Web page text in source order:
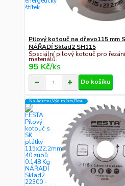
Pilový kotouč na dřevo115 mm
NÁŘADÍ Sklad2 SH115
Speciální pilový kotouč pro
materiálů.
95 Kč/ks
Do košíku
Na Adresu,Výd.místo,Boxu